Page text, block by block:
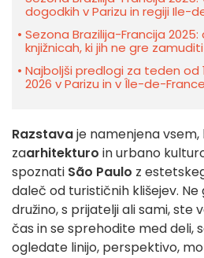
dogodkih v Parizu in regiji Ile-
Sezona Brazilija-Francija
knjižnicah, ki jih ne gre zamuditi
Najboljši predlogi za teden od
2026 v Parizu in v Île-de-France
Razstavaje namenjena vsem,
zaarhitekturo in urbano
spoznati São Paulo z
daleč od turističnih klišejev. Ne
družino, s prijatelji ali sami, ste
čas in se sprehodite med deli,
ogledate linijo, perspektivo,